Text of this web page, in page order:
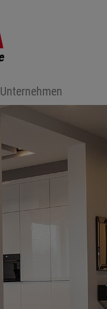
Unternehmen